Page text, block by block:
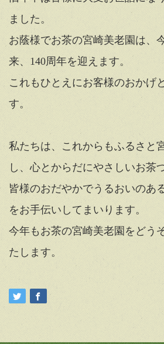
ました。
お蔭様でお茶の宮崎美老園は、
来、140周年を迎えます。
これもひとえにお客様のおかげ
す。
私たちは、これからもふるさと
し、心とからだにやさしいお茶
皆様のおだやかでうるおいのあ
をお手伝いしてまいります。
今年もお茶の宮崎美老園をどう
たします。